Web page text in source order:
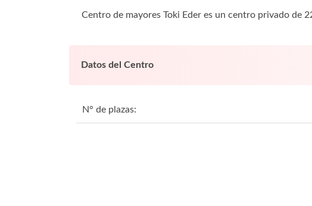
Centro de mayores Toki Eder es un centro privado de
Datos del Centro
N° de plazas: